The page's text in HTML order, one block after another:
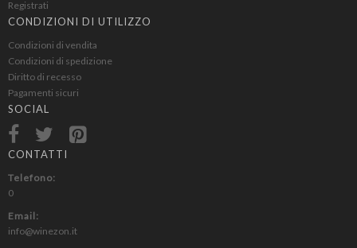
Registrati
CONDIZIONI DI UTILIZZO
Condizioni di vendita
Condizioni di spedizione
Diritto di recesso
Pagamenti sicuri
SOCIAL
CONTATTI
Telefono:
0
Email:
info@winezon.it